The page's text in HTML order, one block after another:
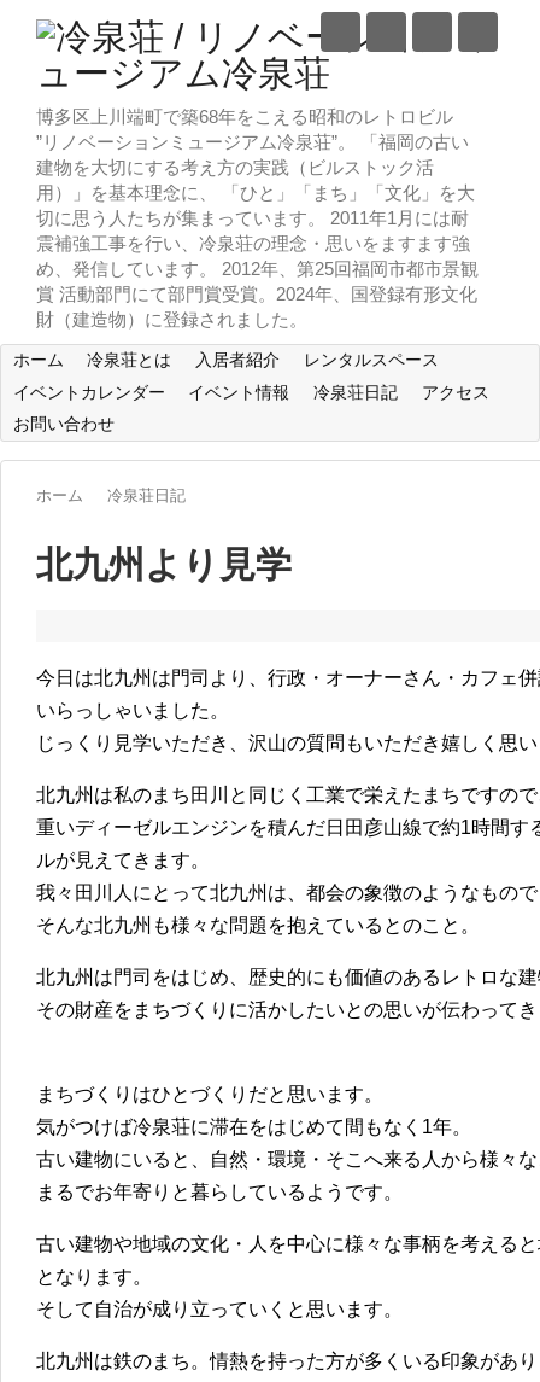
博多区上川端町で築68年をこえる昭和のレトロビル
”リノベーションミュージアム冷泉荘”。 「福岡の古い
建物を大切にする考え方の実践（ビルストック活
用）」を基本理念に、 「ひと」「まち」「文化」を大
切に思う人たちが集まっています。 2011年1月には耐
震補強工事を行い、冷泉荘の理念・思いをますます強
め、発信しています。 2012年、第25回福岡市都市景観
賞 活動部門にて部門賞受賞。2024年、国登録有形文化
財（建造物）に登録されました。
ホーム 冷泉荘とは 入居者紹介
レンタルスペース
イベントカレンダー
イベント情報 冷泉荘日記
アクセス
お問い合わせ
ホーム 冷泉荘日記
北九州より見学
今日は北九州は門司より、行政・オーナーさん・カフェ
いらっしゃいました。
じっくり見学いただき、沢山の質問もいただき嬉しく思
北九州は私のまち田川と同じく工業で栄えたまちですの
重いディーゼルエンジンを積んだ日田彦山線で約1時間す
ルが見えてきます。
我々田川人にとって北九州は、都会の象徴のようなもの
そんな北九州も様々な問題を抱えているとのこと。
北九州は門司をはじめ、歴史的にも価値のあるレトロな
その財産をまちづくりに活かしたいとの思いが伝わって
まちづくりはひとづくりだと思います。
気がつけば冷泉荘に滞在をはじめて間もなく1年。
古い建物にいると、自然・環境・そこへ来る人から様々
まるでお年寄りと暮らしているようです。
古い建物や地域の文化・人を中心に様々な事柄を考える
となります。
そして自治が成り立っていくと思います。
北九州は鉄のまち。情熱を持った方が多くいる印象があ